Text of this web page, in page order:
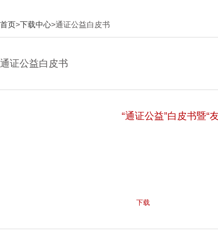
首页>下载中心>通证公益白皮书
通证公益白皮书
“通证公益”白皮书暨“
下载